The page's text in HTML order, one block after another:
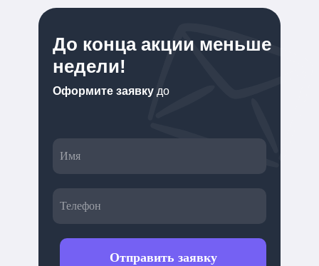
Отправить заявку
До конца акции меньше
недели!
Оформите заявку до